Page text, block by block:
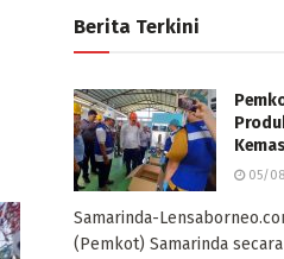
Berita Terkini
05/
Samarinda-
(Pemkot) Samarinda